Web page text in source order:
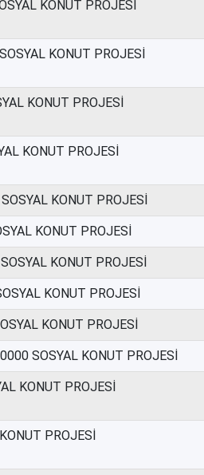
KONUT PROJESİ
KONUT PROJESİ
KONUT PROJESİ
KONUT PROJESİ
KONUT PROJESİ
KONUT PROJESİ
KONUT PROJESİ
KONUT PROJESİ
KONUT PROJESİ
SOSYAL KONUT PROJESİ
KONUT PROJESİ
PROJESİ